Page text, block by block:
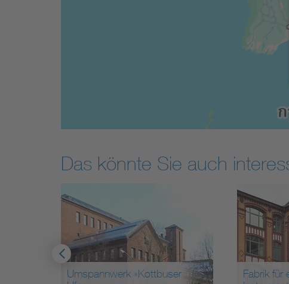
Das könnte Sie auch
Umspannwerk »Kottbuser
Fabrik für